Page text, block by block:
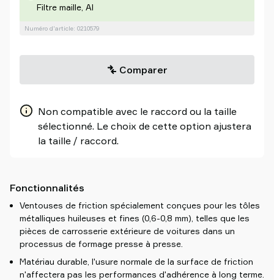
Filtre maille, Al
Numéro d'article: 0210579
Comparer
Non compatible avec le raccord ou la taille
sélectionné. Le choix de cette option ajustera
la taille / raccord.
Fonctionnalités
Ventouses de friction spécialement conçues pour les tôles
métalliques huileuses et fines (0,6-0,8 mm), telles que les
pièces de carrosserie extérieure de voitures dans un
processus de formage presse à presse.
Matériau durable, l'usure normale de la surface de friction
n'affectera pas les performances d'adhérence à long terme.